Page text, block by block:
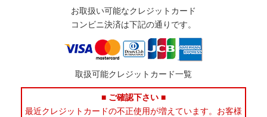
お取扱い可能なクレジットカード
コンビニ決済は下記の通りです。
取扱可能クレジットカード一覧
■ ご確認下さい ■
最近クレジットカードの不正使用が増えています。お客様